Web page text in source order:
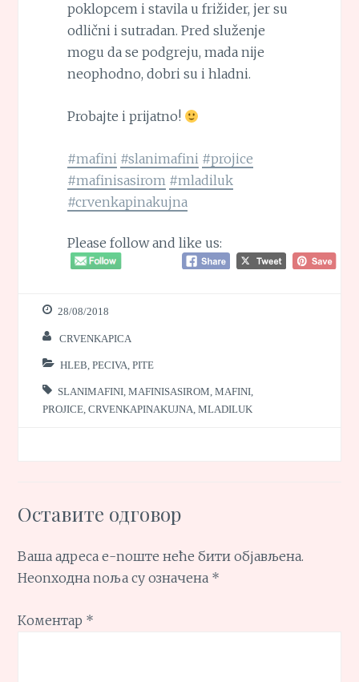
poklopcem i stavila u frižider, jer su
odlični i sutradan. Pred služenje
mogu da se podgreju, mada nije
neophodno, dobri su i hladni.
Probajte i prijatno!
#mafini #slanimafini #projice
#mafinisasirom #mladiluk
#crvenkapinakujna
Please follow and like us:
28/08/2018
CRVENKAPICA
HLEB, PECIVA, PITE
SLANIMAFINI ,MAFINISASIROM ,MAFINI
PROJICE ,CRVENKAPINAKUJNA ,MLADILUK
Оставите одговор
Ваша адреса е-поште неће бити објављена.
Неопходна поља су означена *
Коментар *